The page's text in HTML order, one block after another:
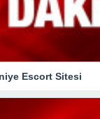
Escort Sitesi